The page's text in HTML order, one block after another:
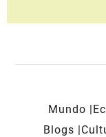
Mundo
Blogs